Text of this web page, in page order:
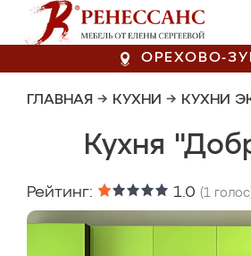
ОРЕХОВО-
ГЛАВНАЯ → КУХНИ → КУХНИ
Кухня
Рейтинг: 1.0 (1